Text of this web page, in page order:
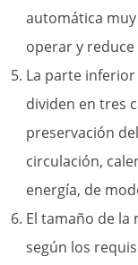
automática muy
operar y
La parte
dividen en tres
preservación
circulación,
energía, de
El tamaño de la
según los